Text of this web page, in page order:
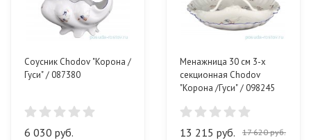
Соусник Chodov "Корона /
Гуси" / 087380
6 030 руб.
Менажница 30 см 3-х
секционная Chodov
"Корона /Гуси" / 098245
13 215 руб. 17 620 руб.